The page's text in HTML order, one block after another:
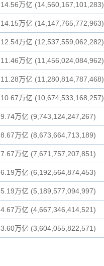
14.56万亿 (14,560,167,101,283)
14.15万亿 (14,147,765,772,963)
12.54万亿 (12,537,559,062,282)
11.46万亿 (11,456,024,084,962)
11.28万亿 (11,280,814,787,468)
10.67万亿 (10,674,533,168,257)
9.74万亿 (9,743,124,247,267)
8.67万亿 (8,673,664,713,189)
7.67万亿 (7,671,757,207,851)
6.19万亿 (6,192,564,874,453)
5.19万亿 (5,189,577,094,997)
4.67万亿 (4,667,346,414,521)
3.60万亿 (3,604,055,822,571)